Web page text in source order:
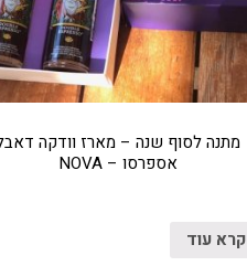
מתנה לסוף שנה – מארז וודקה
אספרסו – NOVA
קרא עוד